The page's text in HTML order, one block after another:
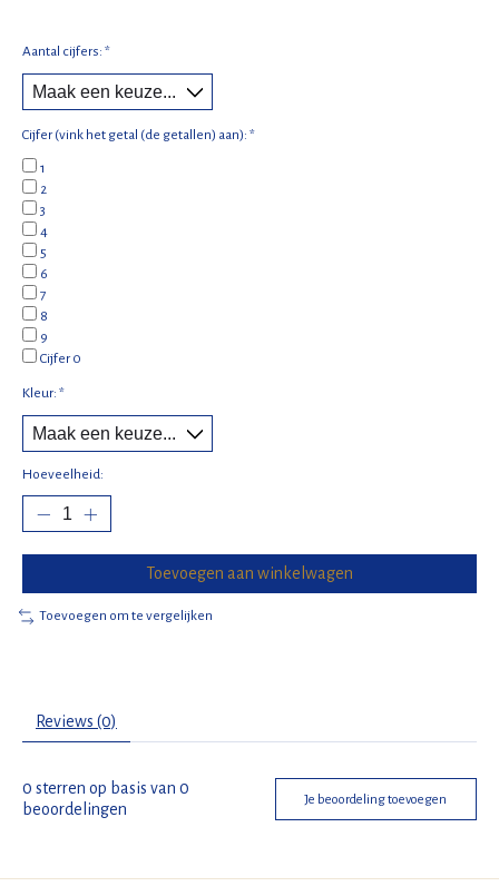
Aantal cijfers: *
Cijfer (vink het getal (de getallen) aan): *
1
2
3
4
5
6
7
8
9
Cijfer 0
Kleur: *
Hoeveelheid:
Toevoegen aan winkelwagen
Toevoegen om te vergelijken
Reviews (0)
0 sterren op basis van 0
beoordelingen
Je beoordeling toevoegen